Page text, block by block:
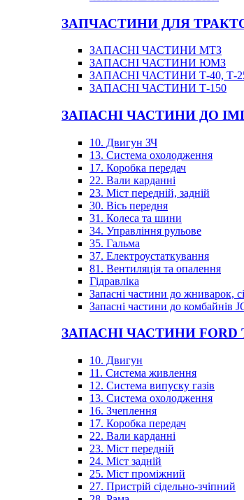
ЗАПЧАСТИНИ ДЛЯ
ЗАПАСНІ ЧАСТИНИ МТЗ
ЗАПАСНІ ЧАСТИНИ ЮМЗ
ЗАПАСНІ ЧАСТИНИ Т-40, Т-
ЗАПАСНІ ЧАСТИНИ Т-150
ЗАПАСНІ ЧАСТИНИ ДО
10. Двигун ЗЧ
13. Система охолодження
17. Коробка передач
22. Вали карданні
23. Міст передній, задній
30. Вісь передня
31. Колеса та шини
34. Управління рульове
35. Гальма
37. Електроустаткування
81. Вентиляція та опалення
Гідравліка
Запасні частини до жниварок,
Запасні частини до
ЗАПАСНІ ЧАСТИНИ FORD
10. Двигун
11. Система живлення
12. Система випуску газів
13. Система охолодження
16. Зчеплення
17. Коробка передач
22. Вали карданні
23. Міст передній
24. Міст задній
25. Міст проміжний
27. Пристрій сідельно-зчіпний